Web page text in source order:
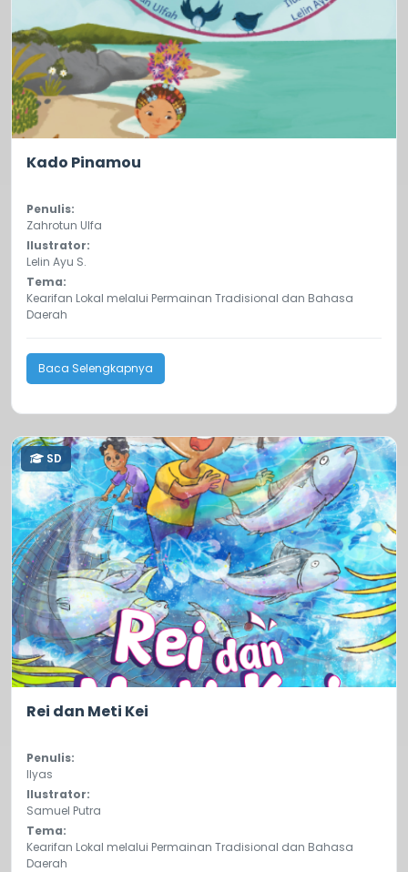
Kado Pinamou
Penulis:
Zahrotun Ulfa
Ilustrator:
Lelin Ayu S.
Tema:
Kearifan Lokal melalui Permainan Tradisional dan Bahasa
Daerah
Baca Selengkapnya
SD
Rei dan Meti Kei
Penulis:
Ilyas
Ilustrator:
Samuel Putra
Tema:
Kearifan Lokal melalui Permainan Tradisional dan Bahasa
Daerah